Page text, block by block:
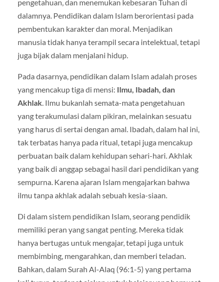
pengetahuan, dan menemukan kebesaran Tuhan di
dalamnya. Pendidikan dalam Islam berorientasi pada
pembentukan karakter dan moral. Menjadikan
manusia tidak hanya terampil secara intelektual, tetapi
juga bijak dalam menjalani hidup.
Pada dasarnya, pendidikan dalam Islam adalah proses
yang mencakup tiga di mensi: Ilmu, Ibadah, dan
Akhlak. Ilmu bukanlah semata-mata pengetahuan
yang terakumulasi dalam pikiran, melainkan sesuatu
yang harus di sertai dengan amal. Ibadah, dalam hal ini,
tak terbatas hanya pada ritual, tetapi juga mencakup
perbuatan baik dalam kehidupan sehari-hari. Akhlak
yang baik di anggap sebagai hasil dari pendidikan yang
sempurna. Karena ajaran Islam mengajarkan bahwa
ilmu tanpa akhlak adalah sebuah kesia-siaan.
Di dalam sistem pendidikan Islam, seorang pendidik
memiliki peran yang sangat penting. Mereka tidak
hanya bertugas untuk mengajar, tetapi juga untuk
membimbing, mengarahkan, dan memberi teladan.
Bahkan, dalam Surah Al-Alaq (96:1-5) yang pertama